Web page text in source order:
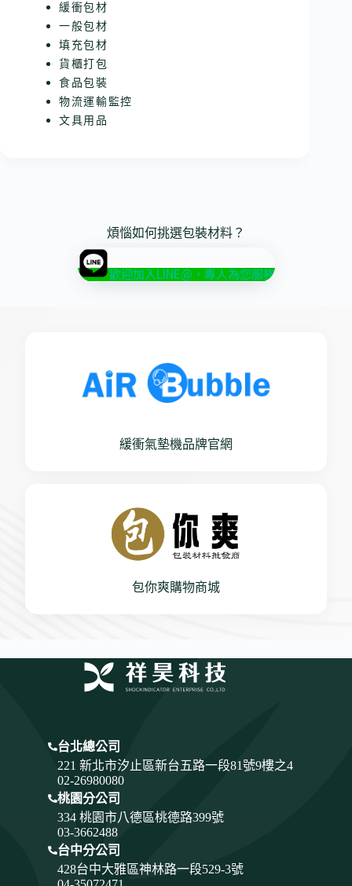
緩衝包材
一般包材
填充包材
貨櫃打包
食品包裝
物流運輸監控
文具用品
煩惱如何挑選包裝材料？
歡迎加入LINE@，專人為您服務
緩衝氣墊機品牌官網
包你爽購物商城
台北總公司
221 新北市汐止區新台五路一段81號9樓之4
02-26980080
桃園分公司
334 桃園市八德區桃德路399號
03-3662488
台中分公司
428台中大雅區神林路一段529-3號